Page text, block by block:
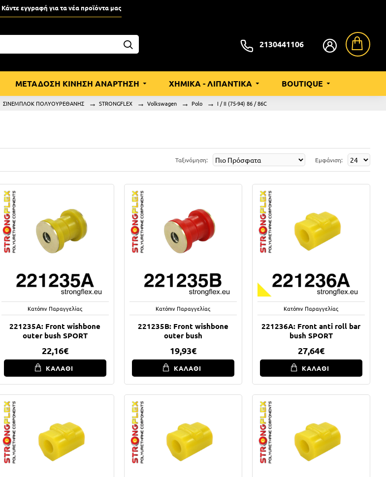
Κάντε εγγραφή για τα νέα προϊόντα μας
2130441106
ΜΕΤΑΔΟΣΗ ΚΙΝΗΣΗ ΑΝΑΡΤΗΣΗ ΧΗΜΙΚΑ - ΛΙΠΑΝΤΙΚΑ BOUTIQUE
ΣΙΝΕΜΠΛΟΚ ΠΟΛΥΟΥΡΕΘΑΝΗΣ STRONGFLEX Volkswagen Polo I / II (75-94) 86 / 86C
Ταξινόμηση: Εμφάνιση:
Κατόπιν Παραγγελίας
221235A: Front wishbone
outer bush SPORT
22,16€
ΚΑΛΑΘΙ
Κατόπιν Παραγγελίας
221235B: Front wishbone
outer bush
19,93€
ΚΑΛΑΘΙ
Κατόπιν Παραγγελίας
221236A: Front anti roll bar
bush SPORT
27,64€
ΚΑΛΑΘΙ